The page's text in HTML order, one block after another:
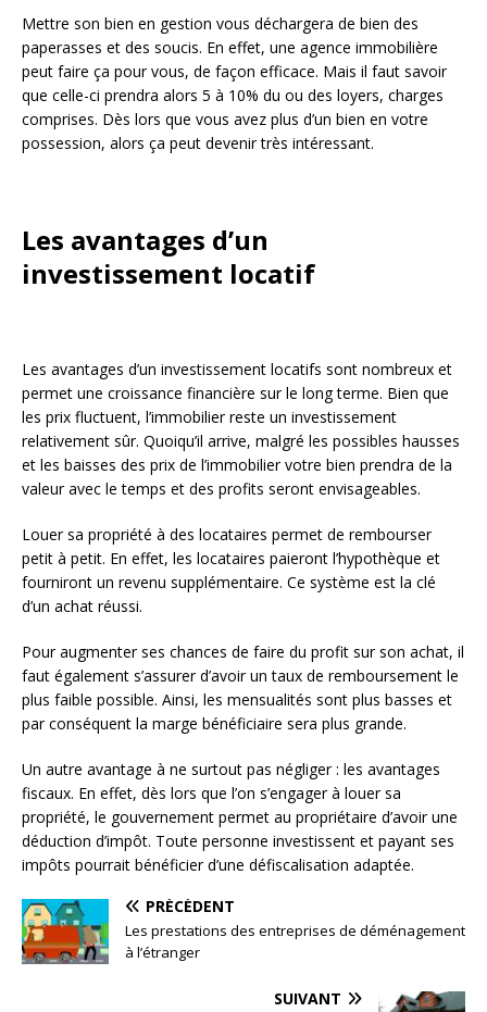
Mettre son bien en gestion vous déchargera de bien des
paperasses et des soucis. En effet, une agence immobilière
peut faire ça pour vous, de façon efficace. Mais il faut savoir
que celle-ci prendra alors 5 à 10% du ou des loyers, charges
comprises. Dès lors que vous avez plus d’un bien en votre
possession, alors ça peut devenir très intéressant.
Les avantages d’un
investissement locatif
Les avantages d’un investissement locatifs sont nombreux et
permet une croissance financière sur le long terme. Bien que
les prix fluctuent, l’immobilier reste un investissement
relativement sûr. Quoiqu’il arrive, malgré les possibles hausses
et les baisses des prix de l’immobilier votre bien prendra de la
valeur avec le temps et des profits seront envisageables.
Louer sa propriété à des locataires permet de rembourser
petit à petit. En effet, les locataires paieront l’hypothèque et
fourniront un revenu supplémentaire. Ce système est la clé
d’un achat réussi.
Pour augmenter ses chances de faire du profit sur son achat, il
faut également s’assurer d’avoir un taux de remboursement le
plus faible possible. Ainsi, les mensualités sont plus basses et
par conséquent la marge bénéficiaire sera plus grande.
Un autre avantage à ne surtout pas négliger : les avantages
fiscaux. En effet, dès lors que l’on s’engager à louer sa
propriété, le gouvernement permet au propriétaire d’avoir une
déduction d’impôt. Toute personne investissent et payant ses
impôts pourrait bénéficier d’une défiscalisation adaptée.
PRÉCÉDENT
Les prestations des entreprises de déménagement
à l’étranger
SUIVANT